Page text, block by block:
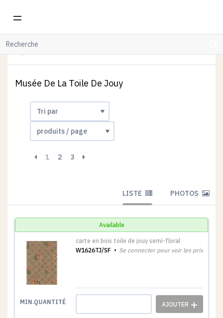
Musée De La Toile De Jouy
1 2 3
LISTE PHOTOS
Available
carte en bois toile de jouy semi-floral
W1626TJ/SF
Se connecter pour voir les prix
MIN.QUANTITÉ